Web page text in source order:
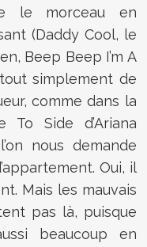
le morceau en
(Daddy Cool, le
Beep Beep I’m A
simplement de
comme dans la
To Side d’Ariana
nous demande
Oui, il
Mais les mauvais
pas là, puisque
beaucoup en